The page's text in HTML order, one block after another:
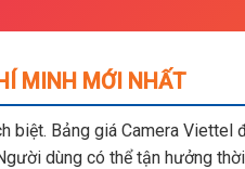
MINH MỚI NHẤT
biệt. Bảng giá Camera
dùng có thể tận hưởng